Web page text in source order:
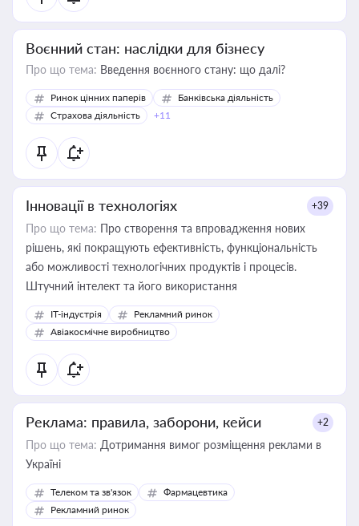
Воєнний стан: наслідки для бізнесу
Про що тема: Введення воєнного стану: що далі?
Ринок цінних паперів
Банківська діяльність
Страхова діяльність
+11
Інновації в технологіях +39
Про що тема: Про створення та впровадження нових
рішень, які покращують ефективність, функціональність
або можливості технологічних продуктів і процесів.
Штучний інтелект та його використання
IT-індустрія
Рекламний ринок
Авіакосмічне виробництво
Реклама: правила, заборони, кейси +2
Про що тема: Дотримання вимог розміщення реклами в
Україні
Телеком та зв'язок
Фармацевтика
Рекламний ринок